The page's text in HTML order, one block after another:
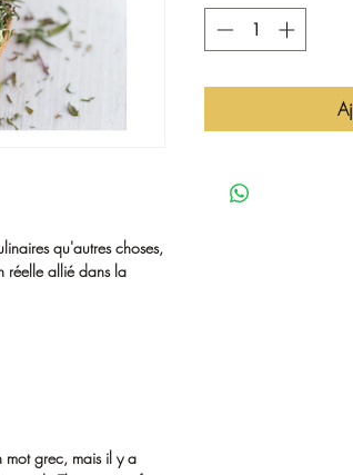
qu'autres choses,
réelle allié dans la
mot grec, mais il y a